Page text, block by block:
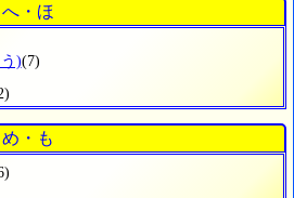
・ほ
)(7)
・も